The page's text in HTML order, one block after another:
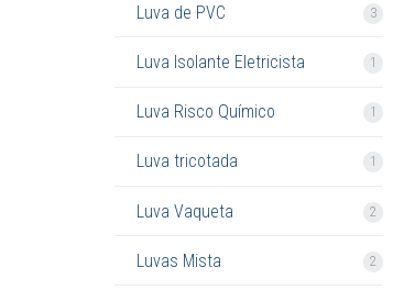
Luva de PVC 3
Luva Isolante Eletricista 1
Luva Risco Químico 1
Luva tricotada 1
Luva Vaqueta 2
Luvas Mista 2